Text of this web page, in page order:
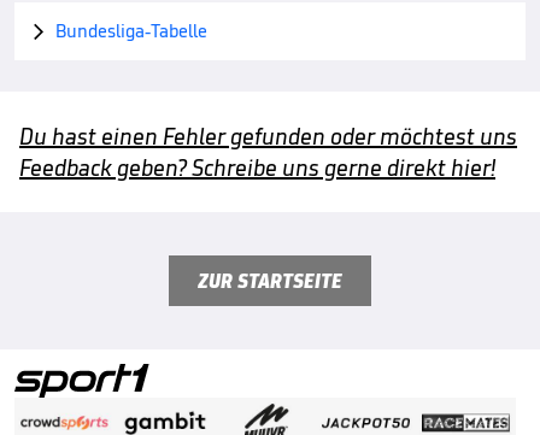
 Bundesliga-Tabelle
Du hast einen Fehler gefunden oder möchtest uns
Feedback geben? Schreibe uns gerne direkt hier!
ZUR STARTSEITE